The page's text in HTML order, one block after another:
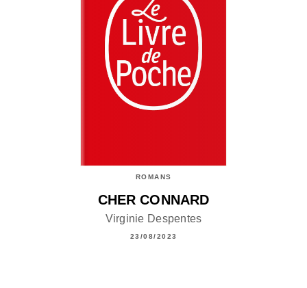
ROMANS
CHER CONNARD
Virginie Despentes
23/08/2023